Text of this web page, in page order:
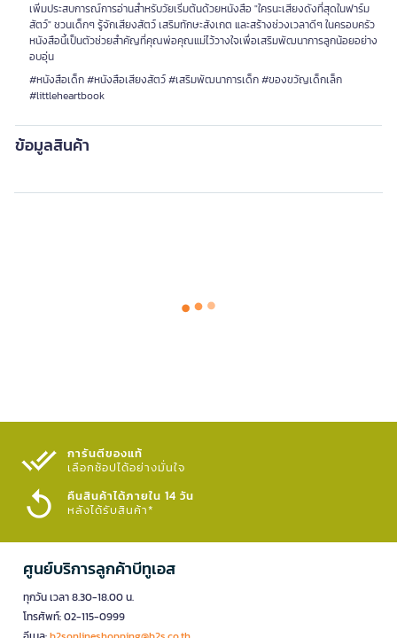
เพิ่มประสบการณ์การอ่านสำหรับวัยเริ่มต้นด้วยหนังสือ "ใครนะเสียงดังที่สุดในฟาร์ม
สัตว์" ชวนเด็กๆ รู้จักเสียงสัตว์ เสริมทักษะสังเกต และสร้างช่วงเวลาดีๆ ในครอบครัว
หนังสือนี้เป็นตัวช่วยสำคัญที่คุณพ่อคุณแม่ไว้วางใจเพื่อเสริมพัฒนาการลูกน้อยอย่าง
อบอุ่น
#หนังสือเด็ก #หนังสือเสียงสัตว์ #เสริมพัฒนาการเด็ก #ของขวัญเด็กเล็ก
#littleheartbook
ข้อมูลสินค้า
การันตีของแท้
เลือกช้อปได้อย่างมั่นใจ​
คืนสินค้าได้ภายใน 14 วัน
หลังได้รับสินค้า*
ศูนย์บริการลูกค้าบีทูเอส
ทุกวัน เวลา 8.30-18.00 น.
โทรศัพท์: 02-115-0999